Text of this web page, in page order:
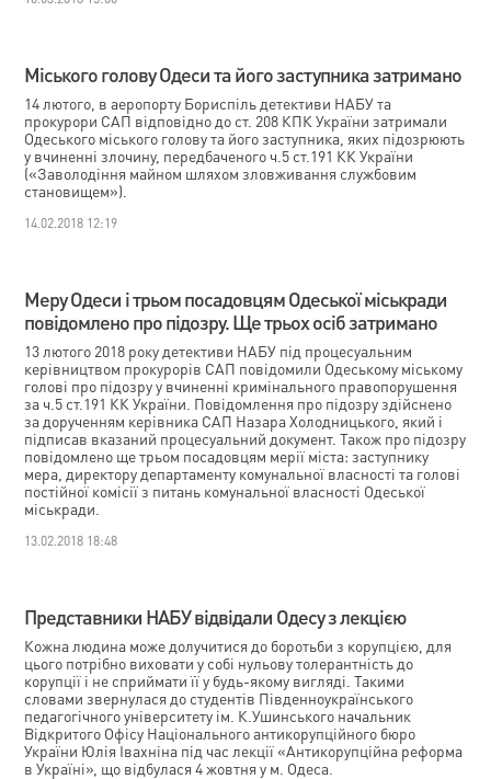
Міського голову Одеси та його заступника затримано
14 лютого, в аеропорту Бориспіль детективи НАБУ та
прокурори САП відповідно до ст. 208 КПК України затримали
Одеського міського голову та його заступника, яких підозрюють
у вчиненні злочину, передбаченого ч.5 ст.191 КК України
(«Заволодіння майном шляхом зловживання службовим
становищем»).
14.02.2018 12:19
Меру Одеси і трьом посадовцям Одеської міськради
повідомлено про підозру. Ще трьох осіб затримано
13 лютого 2018 року детективи НАБУ під процесуальним
керівництвом прокурорів САП повідомили Одеському міському
голові про підозру у вчиненні кримінального правопорушення
за ч.5 ст.191 КК України. Повідомлення про підозру здійснено
за дорученням керівника САП Назара Холодницького, який і
підписав вказаний процесуальний документ. Також про підозру
повідомлено ще трьом посадовцям мерії міста: заступнику
мера, директору департаменту комунальної власності та голові
постійної комісії з питань комунальної власності Одеської
міськради.
13.02.2018 18:48
Представники НАБУ відвідали Одесу з лекцією
Кожна людина може долучитися до боротьби з корупцією, для
цього потрібно виховати у собі нульову толерантність до
корупції і не сприймати її у будь-якому вигляді. Такими
словами звернулася до студентів Південноукраїнського
педагогічного університету ім. К.Ушинського начальник
Відкритого Офісу Національного антикорупційного бюро
України Юлія Івахніна під час лекції «Антикорупційна реформа
в Україні», що відбулася 4 жовтня у м. Одеса.